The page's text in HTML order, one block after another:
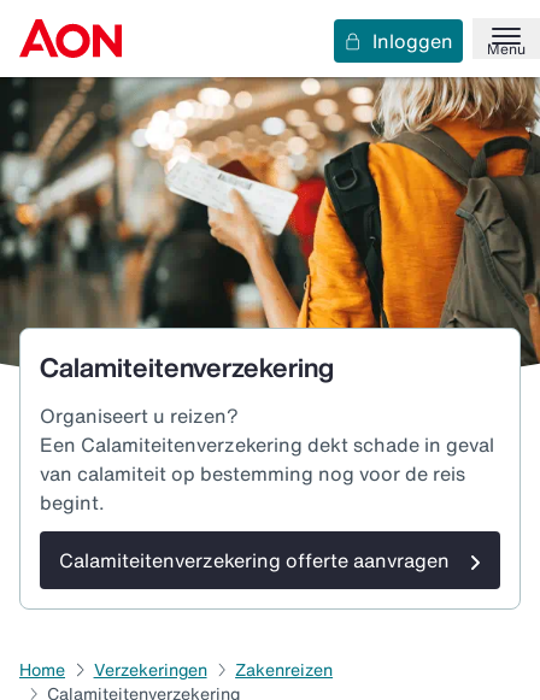
Menu
Inloggen
Calamiteitenverzekering
Organiseert u reizen?
Een Calamiteitenverzekering dekt schade in geval
van calamiteit op bestemming nog voor de reis
begint.
Calamiteitenverzekering offerte aanvragen
Home Verzekeringen
Zakenreizen
Calamiteitenverzekering